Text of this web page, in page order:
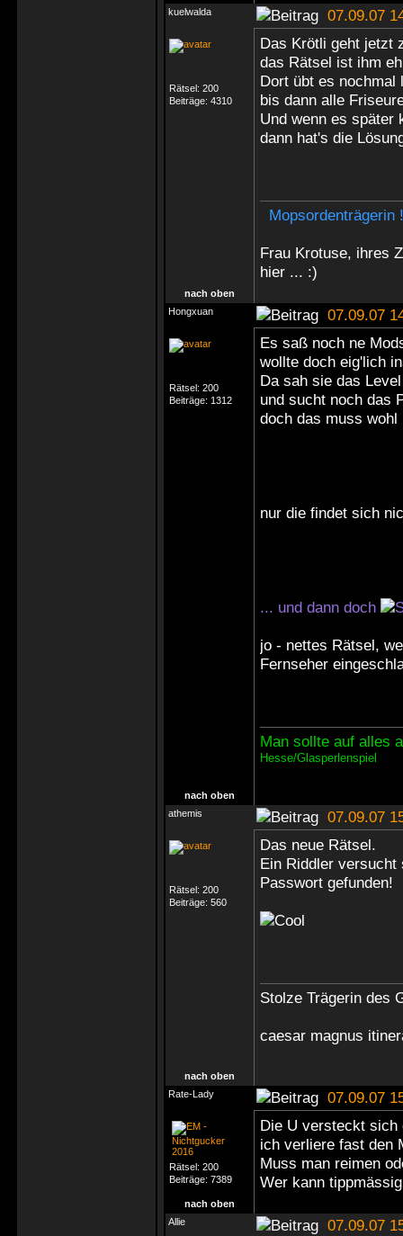
kuelwalda
07.09.07
Rätsel: 200
Beiträge: 4310
Das Krötli geht jetzt
das Rätsel ist ihm
Dort übt es nochmal
bis dann alle
Und wenn es später
dann hat's die
Mopsordenträgerin !
Frau Krotuse, ihres
hier ... :)
nach oben
Hongxuan
07.09.07
Rätsel: 200
Beiträge: 1312
Es saß noch ne
wollte doch eig'lich
Da sah sie das Level
und sucht noch das
doch das muss
nur die findet sich
... und dann doch
jo - nettes Rätsel,
Fernseher
Man sollte auf alles
Hesse/Glasperlenspiel
nach oben
athemis
07.09.07
Rätsel: 200
Beiträge: 560
Das neue Rätsel.
Ein Riddler versucht
Passwort gefunden!
Stolze Trägerin des
caesar magnus
nach oben
Rate-Lady
07.09.07
Rätsel: 200
Beiträge: 7389
Die U versteckt sich
ich verliere fast den
Muss man reimen
Wer kann
nach oben
Allie
07.09.07